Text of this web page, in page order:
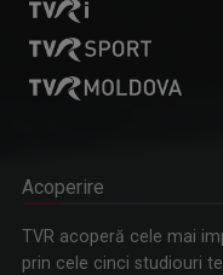
Acoperire
TVR acoperă cele mai
prin cele cinci studiouri